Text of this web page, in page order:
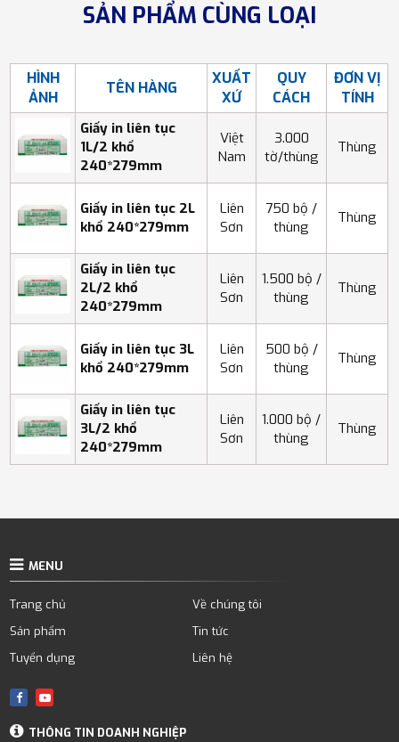
SẢN PHẨM CÙNG LOẠI
HÌNH
ẢNH
TÊN HÀNG
XUẤT
XỨ
QUY
CÁCH
ĐƠN VỊ
TÍNH
Giấy in liên tục
1L/2 khổ
240*279mm
Việt
Nam
3.000
tờ/thùng
Thùng
Giấy in liên tục 2L
khổ 240*279mm
Liên
Sơn
750 bộ /
thùng
Thùng
Giấy in liên tục
2L/2 khổ
240*279mm
Liên
Sơn
1.500 bộ /
thùng
Thùng
Giấy in liên tục 3L
khổ 240*279mm
Liên
Sơn
500 bộ /
thùng
Thùng
Giấy in liên tục
3L/2 khổ
240*279mm
Liên
Sơn
1.000 bộ /
thùng
Thùng
MENU
Trang chủ
Về chúng tôi
Sản phẩm
Tin tức
Tuyển dụng
Liên hệ
THÔNG TIN DOANH NGHIỆP